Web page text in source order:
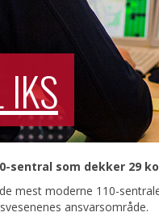
sentral som dekker 29
mest moderne 110-
ansvarsområde.